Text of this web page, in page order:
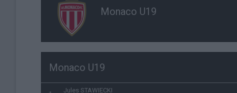
Monaco U19
Monaco U19
Jules STAWIECKI